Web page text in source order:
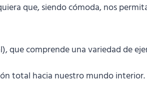
que, siendo cómoda, nos
que comprende una variedad de
total hacia nuestro mundo interior.